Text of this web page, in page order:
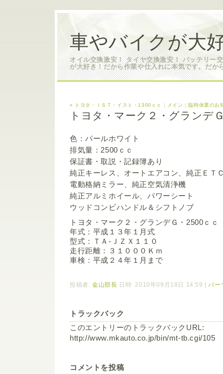
車やバイクが大
オイル交換激安！ タイヤ交換激安！ バッテリー
が大好き！だから作業や仕入れに本気です。だか
« トヨタ・ＩＳＴ・イスト・1300ｃｃ | メイン |臨時休業のお
トヨタ・マーク２・グランデ
色：パールホワイト
排気量：2500ｃｃ
保証書・取説・記録簿あり
純正キーレス、オートエアコン、純正ＥＴ
電動格納ミラー、純正空気清浄機
純正アルミホイール、パワーシート
ウッドコンビハンドル＆シフトノブ
トヨタ・マーク２・グランデＧ・2500ｃｃ
年式：平成１３年１月式
型式：ＴＡ-ＪＺＸ１１０
走行距離：３１０００Ｋｍ
車検：平成２４年１月まで
投稿者:金山部長 日時: 2010年09月18日 14:59 パー
トラックバック
このエントリーのトラックバックURL:
http://www.mkauto.co.jp/bin/mt-tb.cgi/105
コメントを投稿